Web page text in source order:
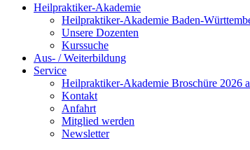
Heilpraktiker-Akademie
Heilpraktiker-Akademie Baden-
Unsere Dozenten
Kurssuche
Aus- / Weiterbildung
Service
Heilpraktiker-Akademie Broschüre 2026
Kontakt
Anfahrt
Mitglied werden
Newsletter